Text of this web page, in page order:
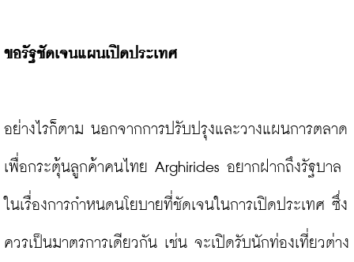
ขอรัฐชัดเจนแผนเปิดประเทศ
อย่างไรก็ตาม นอกจากการปรับปรุงและวางแผนการตลาด
เพื่อกระตุ้นลูกค้าคนไทย Arghirides อยากฝากถึงรัฐบาล
ในเรื่องการกำหนดนโยบายที่ชัดเจนในการเปิดประเทศ ซึ่ง
ควรเป็นมาตรการเดียวกัน เช่น จะเปิดรับนักท่องเที่ยวต่าง